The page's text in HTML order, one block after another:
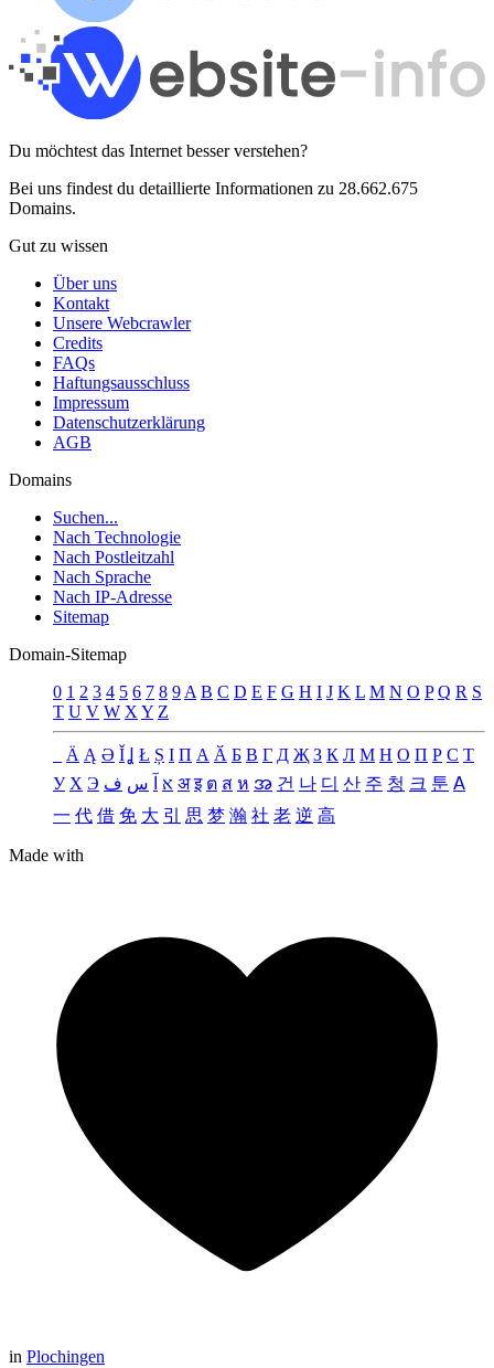
Du möchtest das Internet besser verstehen?
Bei uns findest du detaillierte Informationen zu 28.662.675
Domains.
Gut zu wissen
Über uns
Kontakt
Unsere Webcrawler
Credits
FAQs
Haftungsausschluss
Impressum
Datenschutzerklärung
AGB
Domains
Suchen...
Nach Technologie
Nach Postleitzahl
Nach Sprache
Nach IP-Adresse
Sitemap
Domain-Sitemap
0 1 2 3 4 5 6 7 8 9 A B C D E F G H I J K L M N O P Q R S
T U V W X Y Z
Ä Ą Ə Ǐ Ʝ Ł Ș Ι Π А Ӑ Б В Г Д Җ З К Л М Н О П Р С Т
У Х Э א س ف अ इ ต ส ห အ 건 나 디 산 주 청 크 툰 ꓮ
一 代 借 免 大 引 思 梦 瀚 社 老 逆 高
Made with
in Plochingen